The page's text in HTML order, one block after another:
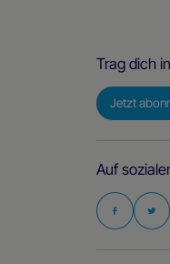
Trag dich
Jetzt
Auf